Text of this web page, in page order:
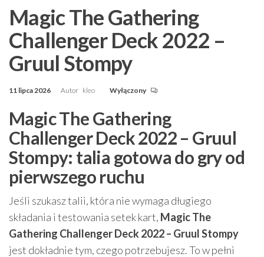
Magic The Gathering
Challenger Deck 2022 –
Gruul Stompy
11 lipca 2026 Autor kleo Wyłączony
Magic The Gathering
Challenger Deck 2022 – Gruul
Stompy: talia gotowa do gry od
pierwszego ruchu
Jeśli szukasz talii, która nie wymaga długiego
składania i testowania setek kart, Magic The
Gathering Challenger Deck 2022 – Gruul Stompy
jest dokładnie tym, czego potrzebujesz. To w pełni